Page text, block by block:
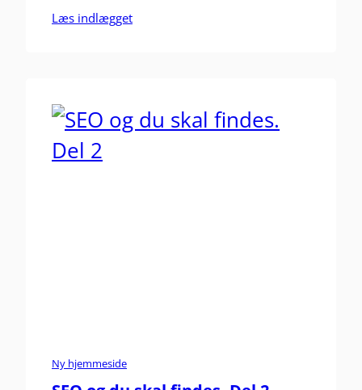
endnu bedre. Når du arbejder med
Læs indlægget
Ny hjemmeside